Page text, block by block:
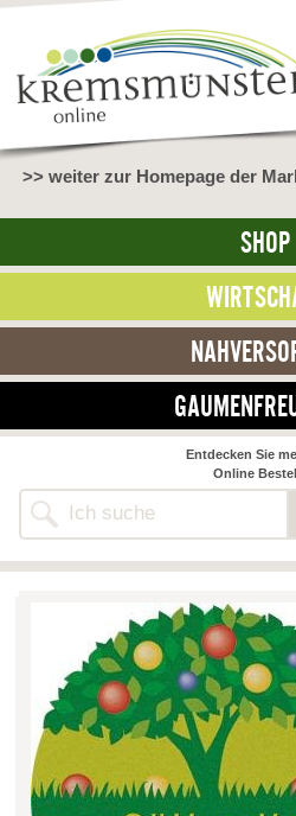
>> weiter zur Homepage der
SHOP
Entdecken Sie
Online
NAHVERSORGER
>> Bauernmarkt <<
Bäckerei-Konditorei-Café
Biohof Öllinger
Fleischerei Hüthmayr
Hofladen Hoffelner
Kuglbauer - Familie Bischof
La Toscana Anita Wolf e.U.